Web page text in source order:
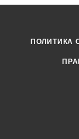
ПОЛИТИКА